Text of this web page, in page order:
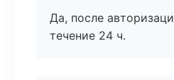
Да, после
течение 24 ч.